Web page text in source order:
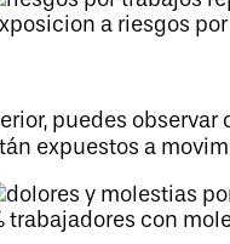
a riesgos
puedes
expuestos a
trabajadores con